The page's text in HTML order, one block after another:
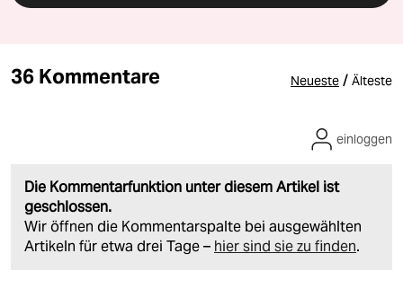
36 Kommentare Neueste / Älteste
Die Kommentarfunktion unter diesem Artikel ist
geschlossen.
Wir öffnen die Kommentarspalte bei ausgewählten
Artikeln für etwa drei Tage – hier sind sie zu finden.
einloggen